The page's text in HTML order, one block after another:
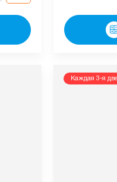
Каждая 3-я